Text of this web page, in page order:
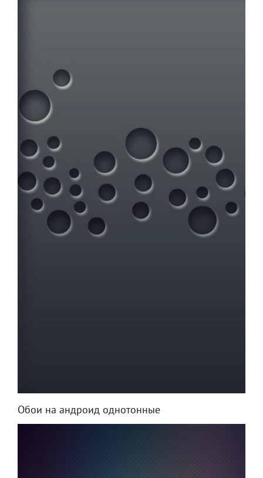
Обои на андроид однотонные